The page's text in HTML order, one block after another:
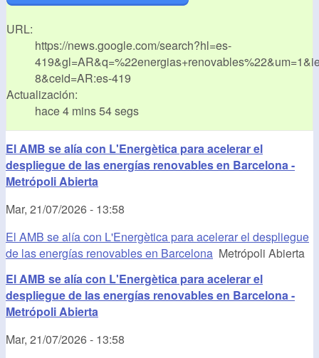
URL:
https://news.google.com/search?hl=es-
8&ceid=AR:es-419
Actualización:
hace 4 mins 54 segs
El AMB se alía con L'Energètica para acelerar el
despliegue de las energías renovables en Barcelona -
Metrópoli Abierta
Mar, 21/07/2026 - 13:58
El AMB se alía con L'Energètica para acelerar el despliegue
de las energías renovables en Barcelona Metrópoli Abierta
El AMB se alía con L'Energètica para acelerar el
despliegue de las energías renovables en Barcelona -
Metrópoli Abierta
Mar, 21/07/2026 - 13:58